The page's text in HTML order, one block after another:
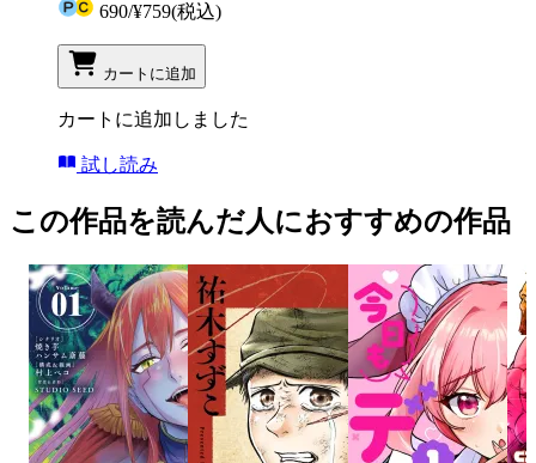
690/¥759(税込)
カートに追加
カートに追加しました
試し読み
この作品を読んだ人におすすめの作品